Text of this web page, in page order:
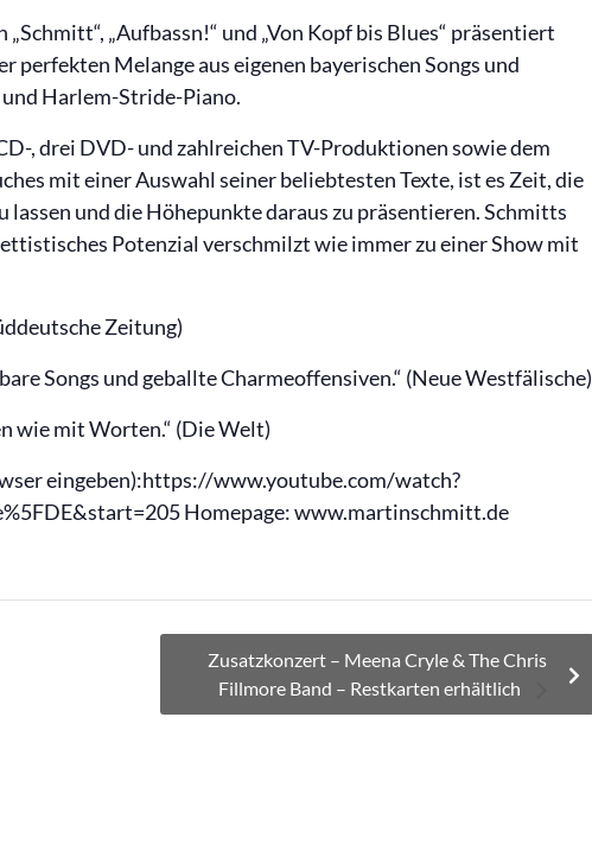
„Aufbassn!“ und „Von Kopf bis Blues“ präsentiert
perfekten Melange aus eigenen bayerischen Songs und
Harlem-Stride-Piano.
, drei DVD- und zahlreichen TV-Produktionen sowie dem
mit einer Auswahl seiner beliebtesten Texte, ist es Zeit, die
lassen und die Höhepunkte daraus zu präsentieren. Schmitts
Potenzial verschmilzt wie immer zu einer Show mit
Zeitung)
Songs und geballte Charmeoffensiven.“ (Neue Westfälische)
wie mit Worten.“ (Die Welt)
eingeben):https://www.youtube.com/watch?
Homepage: www.martinschmitt.de
Zusatzkonzert – Meena Cryle & The Chris
Fillmore Band – Restkarten erhältlich